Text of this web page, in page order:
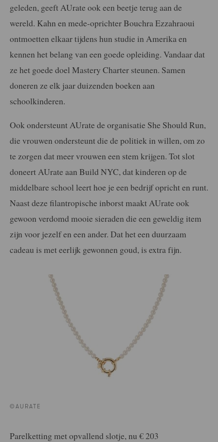
geleden, geeft AUrate ook een beetje terug aan de
wereld. Kahn en mede-oprichter Bouchra Ezzahraoui
ontmoetten elkaar tijdens hun studie in Amerika en
kennen het belang van een goede opleiding. Vandaar dat
ze het goede doel Mastery Charter steunen. Samen
doneren ze elk jaar duizenden boeken aan
schoolkinderen.
Ook ondersteunt AUrate de organisatie She Should Run,
die vrouwen ondersteunt die de politiek in willen, om zo
te zorgen dat meer vrouwen een stem krijgen. Tot slot
doneert AUrate aan Build NYC, dat kinderen op de
middelbare school leert hoe je een bedrijf opricht en runt.
Naast deze filantropische inborst maakt AUrate ook
gewoon verdomd mooie sieraden die een geweldig item
zijn voor jezelf en een ander. Dat het een duurzaam
cadeau is met eerlijk gewonnen goud, is extra fijn.
©AURATE
Parelketting met opvallend slotje, nu € 203